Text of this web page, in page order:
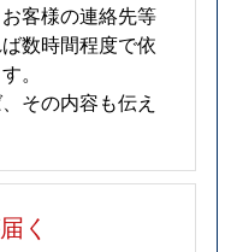
客様の連絡先等
数時間程度で依
。
その内容も伝え
く